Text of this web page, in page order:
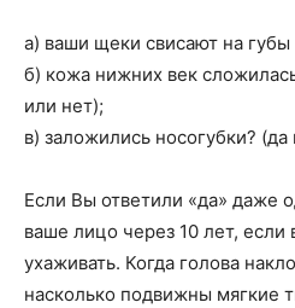
а) ваши щеки свисают на губы
б) кожа нижних век
или нет);
в) заложились носогубки? (да
Если Вы ответили «да» даже
ваше лицо через 10 лет, если
ухаживать. Когда голова
насколько подвижны мягкие